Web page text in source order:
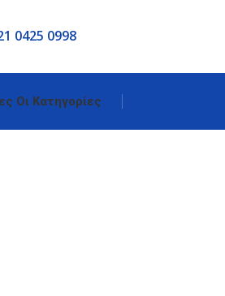
0425 0998
Οι Κατηγορίες